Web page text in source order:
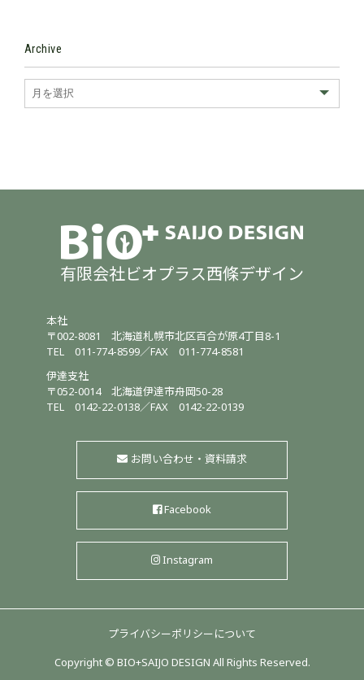
Archive
有限会社ビオプラス西條デザイン
本社
〒002-8081北海道札幌市北区百合が原4丁目8-1
TEL011-774-8599／FAX 011-774-8581
伊達支社
〒052-0014北海道伊達市舟岡50-28
TEL0142-22-0138／FAX 0142-22-0139
お問い合わせ・資料請求
Facebook
Instagram
プライバシーポリシーについて
Copyright © BIO+SAIJO DESIGN All Rights Reserved.